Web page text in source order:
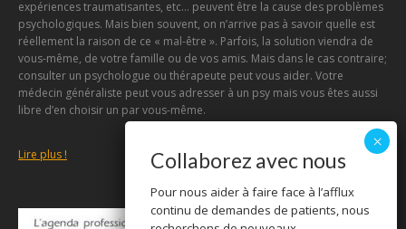
expériences traumatisantes, etc… peuvent être la cause des problèmes
psychologiques. Mais bien souvent, on n’arrive pas à savoir quelle est
réellement la raison de ce « mal-être ». Parfois, la solution viendra de
vous-même, de votre famille ou de vos amis. Mais dans le cas contraire;
consulter un psychologue ou thérapeute peut vous aider. Votre
médecin généraliste peut vous adresser à un psy mais vous êtes aussi
libre d’en choisir un par vous-même.
Lire plus ! Collaborez avec nous
Pour nous aider à faire face à l’afflux
continu de demandes de patients, nous